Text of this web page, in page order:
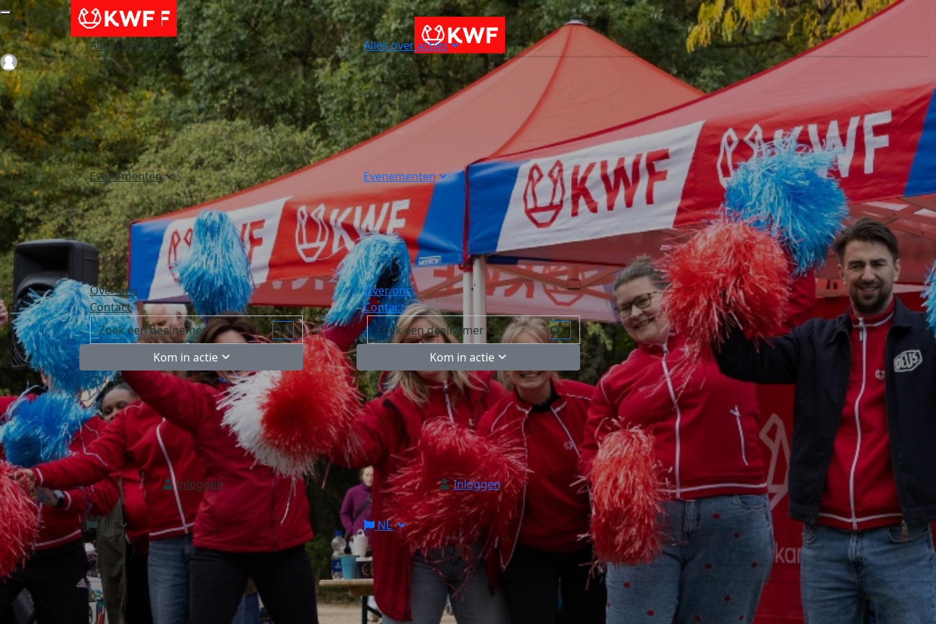
Alles over acties
Evenementen
Over ons
Contact
Kom in actie
Inloggen
NL
Alles over acties
Evenementen
Over ons
Contact
Kom in actie
Inloggen
NL
Login